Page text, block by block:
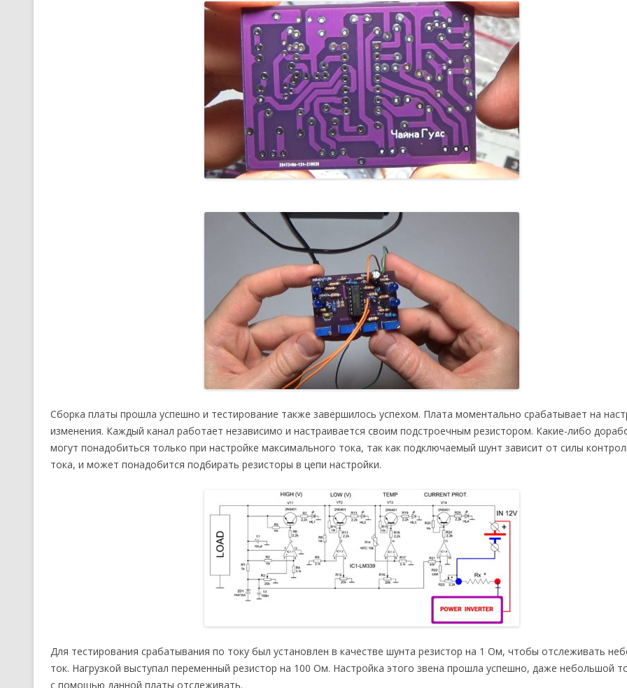
Сборка платы прошла успешно и тестирование также завершилось успехом. Плата моментально срабатывает на
изменения. Каждый канал работает независимо и настраивается своим подстроечным резистором. Какие-либо
могут понадобиться только при настройке максимального тока, так как подключаемый шунт зависит от силы
тока, и может понадобится подбирать резисторы в цепи настройки.
Для тестирования срабатывания по току был установлен в качестве шунта резистор на 1 Ом, чтобы отслеживать
ток. Нагрузкой выступал переменный резистор на 100 Ом. Настройка этого звена прошла успешно, даже небольшой
с помощью данной платы отслеживать.